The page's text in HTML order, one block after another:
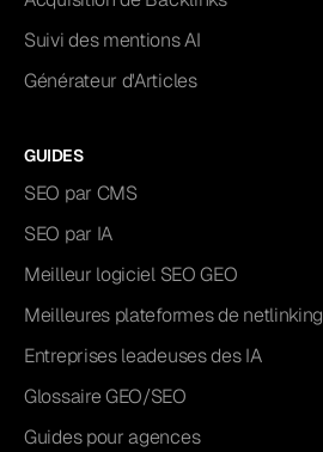
Suivi des mentions AI
Générateur d'Articles
GUIDES
SEO par CMS
SEO par IA
Meilleur logiciel SEO GEO
Meilleures plateformes de netlinking
Entreprises leadeuses des IA
Glossaire GEO/SEO
Guides pour agences